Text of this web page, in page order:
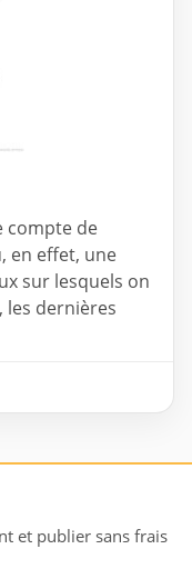
compte de
en effet, une
sur lesquels on
les dernières
et publier sans frais